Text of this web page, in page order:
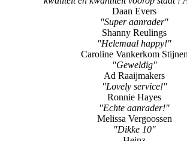
"Snel en vakkundig"
W.N.
"Vakmanschap; kennis; passie en een
kwaliteit en kwantiteit voorop staat !
Daan Evers
"Super aanrader"
Shanny Reulings
"Helemaal happy!"
Caroline Vankerkom Stijnen
"Geweldig"
Ad Raaijmakers
"Lovely service!"
Ronnie Hayes